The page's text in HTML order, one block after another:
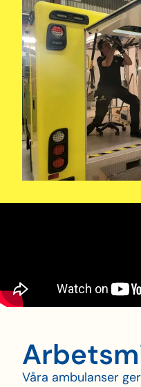
Våra ambulanser